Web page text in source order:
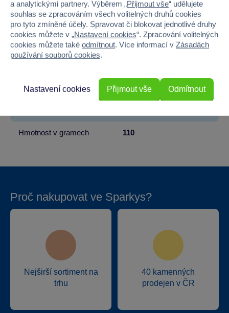
Materiál Dřevo
Počet dílků 13
Výška 21.5
Hmotnost v gramech 110
Proč nakupovat ve Sparkys?
Nejširší sortiment na
trhu
40 kamenných
prodejen v ČR
a analytickými partnery. Výběrem „Přijmout vše“ udělujete
souhlas se zpracováním všech volitelných druhů cookies
pro tyto zmíněné účely. Spravovat či blokovat jednotlivé druhy
cookies můžete v „Nastavení cookies“. Zpracování volitelných
cookies můžete také odmítnout. Více informací v Zásadách
používání souborů cookies.
Odmítnout
Nastavení cookies Přijmout vše